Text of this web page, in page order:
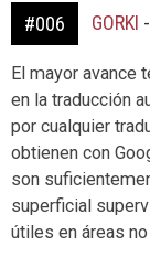
#006 GORKI -
El mayor avance
en la traducción
por cualquier
obtienen con
son
superficial
útiles en áreas